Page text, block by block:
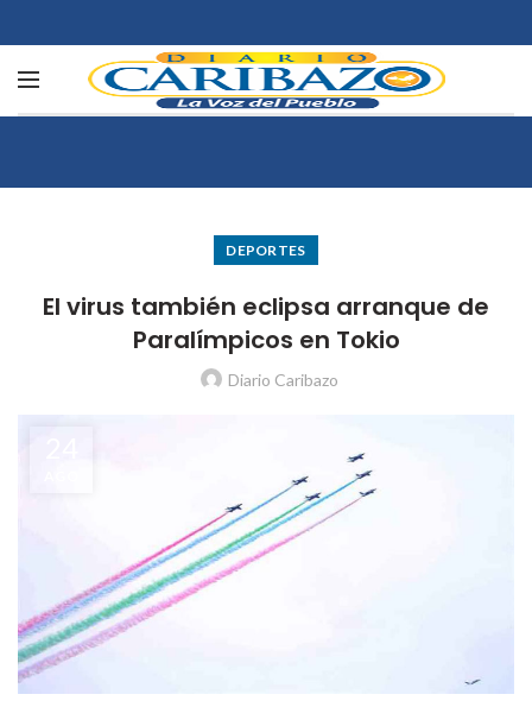
DEPORTES
El virus también eclipsa arranque de
Paralímpicos en Tokio
Diario Caribazo